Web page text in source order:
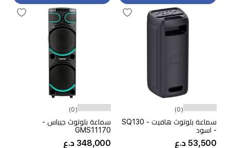
(0)
سماعة بلوتوث هافيت - SQ130
- اسود
53,500 د.ع
(0)
سماعة بلوتوث جيباس -
GMS11170
348,000 د.ع